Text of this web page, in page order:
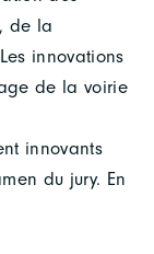
de la
innovations
de la voirie
innovants
du jury. En